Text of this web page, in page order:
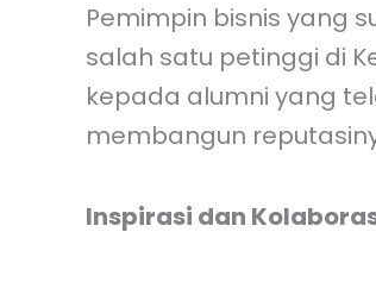
Pemimpin bisnis yang
salah satu petinggi di
kepada alumni yang
membangun
Inspirasi dan